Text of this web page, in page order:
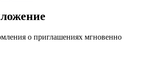
о приглашениях мгновенно